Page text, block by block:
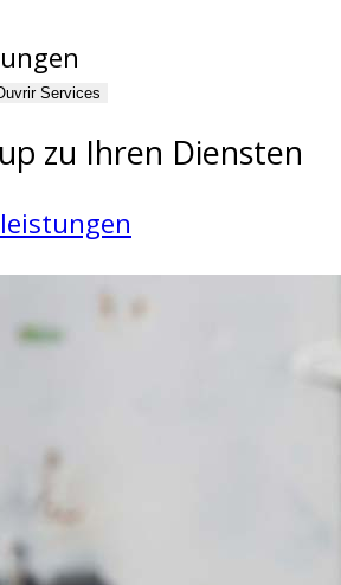
Services
zu Ihren Diensten